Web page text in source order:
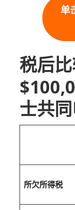
单
税后
士共
所欠所得税